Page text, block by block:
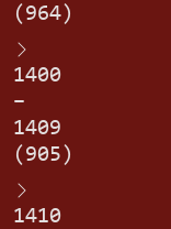
(964)
1400
–
1409
(905)
1410